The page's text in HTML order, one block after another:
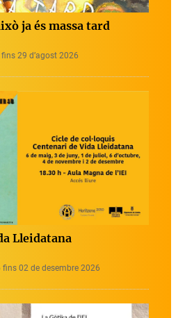
ja és massa tard
29 d’agost 2026
Lleidatana
fins 02 de desembre 2026